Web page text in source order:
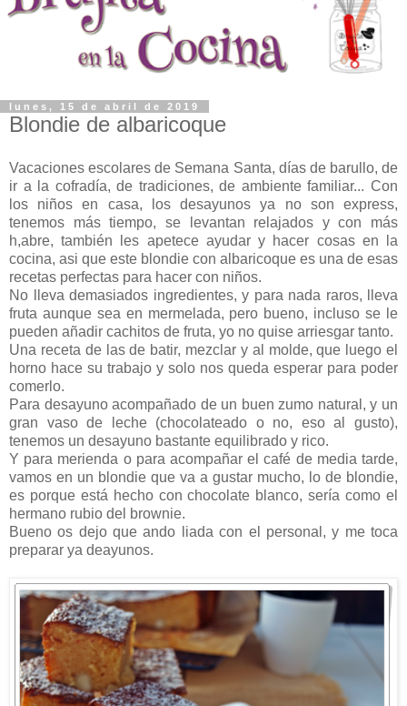
lunes, 15 de abril de 2019
Blondie de albaricoque
Vacaciones escolares de Semana Santa, días de barullo, de
ir a la cofradía, de tradiciones, de ambiente familiar... Con
los niños en casa, los desayunos ya no son express,
tenemos más tiempo, se levantan relajados y con más
h,abre, también les apetece ayudar y hacer cosas en la
cocina, asi que este blondie con albaricoque es una de esas
recetas perfectas para hacer con niños.
No lleva demasiados ingredientes, y para nada raros, lleva
fruta aunque sea en mermelada, pero bueno, incluso se le
pueden añadir cachitos de fruta, yo no quise arriesgar tanto.
Una receta de las de batir, mezclar y al molde, que luego el
horno hace su trabajo y solo nos queda esperar para poder
comerlo.
Para desayuno acompañado de un buen zumo natural, y un
gran vaso de leche (chocolateado o no, eso al gusto),
tenemos un desayuno bastante equilibrado y rico.
Y para merienda o para acompañar el café de media tarde,
vamos en un blondie que va a gustar mucho, lo de blondie,
es porque está hecho con chocolate blanco, sería como el
hermano rubio del brownie.
Bueno os dejo que ando liada con el personal, y me toca
preparar ya deayunos.